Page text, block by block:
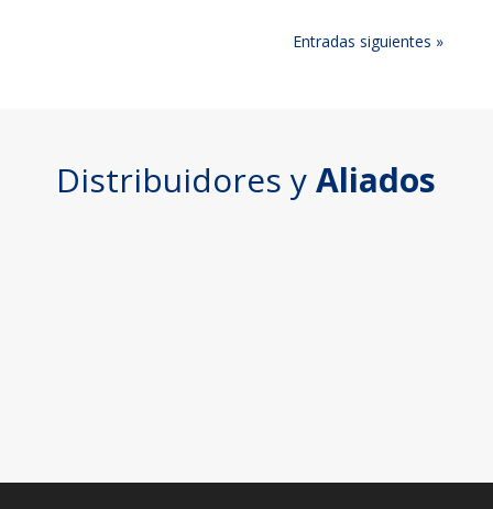
Entradas siguientes »
Distribuidores yAliados